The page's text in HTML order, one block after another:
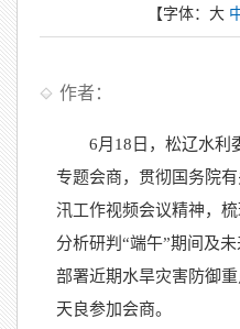
【字体： 大
作者：
6月18日，松辽水利
专题会商，贯彻国务院
汛工作视频会议精神，
分析研判“端午”期间及
部署近期水旱灾害防御
天良参加会商。